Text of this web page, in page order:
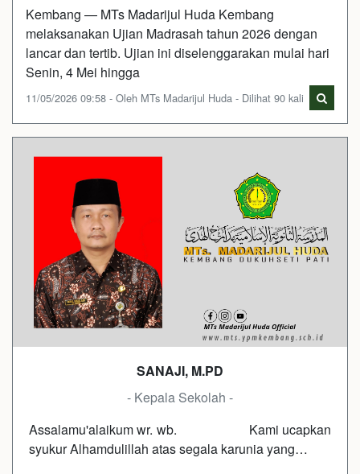
Kembang — MTs Madarijul Huda Kembang
melaksanakan Ujian Madrasah tahun 2026 dengan
lancar dan tertib. Ujian ini diselenggarakan mulai hari
Senin, 4 Mei hingga
11/05/2026 09:58 - Oleh MTs Madarijul Huda - Dilihat 90 kali
SANAJI, M.PD
- Kepala Sekolah -
Assalamu'alaikum wr. wb. Kami ucapkan
syukur Alhamdulillah atas segala karunia yang…